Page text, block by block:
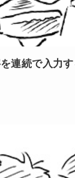
連続で入力